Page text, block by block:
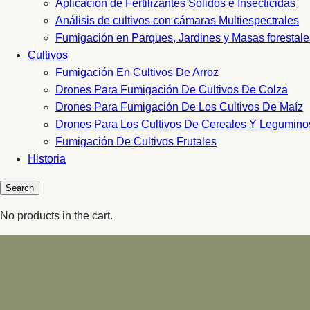
Aplicacion de Fertilizantes Sólidos e Insecticidas
Análisis de cultivos con cámaras Multiespectrales
Fumigación en Parques, Jardines y Masas
Cultivos
Fumigación En Cultivos De Arroz
Drones Para Fumigación De Cultivos De Colza
Drones Para Fumigación De Los Cultivos De Maíz
Drones Para Los Cultivos De Cereales Y
Fumigación De Cultivos Frutales
Historia
No products in the cart.